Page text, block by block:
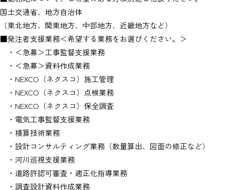
国土交通省、地方自治体
（東北地方、関東地方、中部地方、近畿地方など）
■発注者支援業務＜希望する業務をお選びください。＞
・＜急募＞工事監督支援業務
・＜急募＞資料作成業務
・NEXCO（ネクスコ）施工管理
・NEXCO（ネクスコ）点検業務
・NEXCO（ネクスコ）保全調査
・電気工事監督支援業務
・積算技術業務
・設計コンサルティング業務（数量算出、図面の修正など）
・河川巡視支援業務
・道路許認可審査・適正化指導業務
・調査設計資料作成業務